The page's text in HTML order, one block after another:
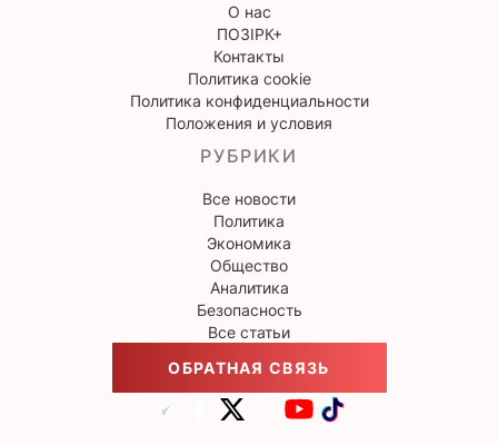
О нас
ПОЗІРК+
Контакты
Политика cookie
Политика конфиденциальности
Положения и условия
РУБРИКИ
Все новости
Политика
Экономика
Общество
Аналитика
Безопасность
Все статьи
ОБРАТНАЯ СВЯЗЬ